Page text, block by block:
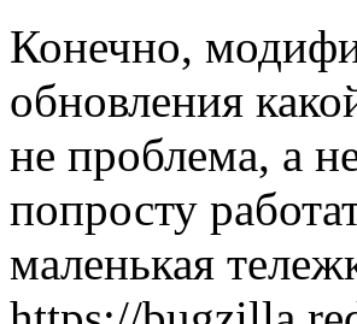
Конечно,
обновления
не проблема, а
попросту
маленькая